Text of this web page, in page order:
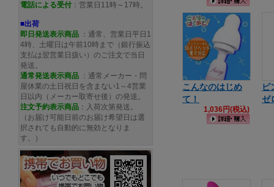
こんなのはじめ
て！
1,036円(税込)
ゼ
電話による受付 ：営業日11時～17時。
■出荷
即日発送表示商品 ：通常、営業日平日1
4時、土曜日は午前10時まで（銀行振込
支払は翌営業日扱い）のご注文で当日
発送。
通常発送表示商品 ：通常メーカー・問
屋休業の土日祝日を含まない1～4営業
日以内（メーカー取寄せ後）の発送。
注文予約表示商品 ：入荷次第発送。
（お届け可能日前のお届け希望日は選
択されても自動的に無効となりま
す。）